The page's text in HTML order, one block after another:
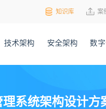
知识库 案
技术架构 安全架构 数
系统架构设计方